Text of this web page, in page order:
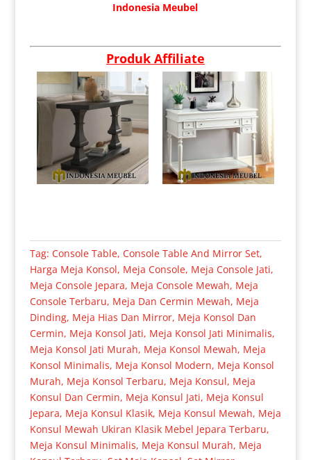
Indonesia Meubel
Produk Affiliate
Tag: Console Table, Console Table And Mirror Set,
Harga Meja Konsol, Meja Console, Meja Console Jati,
Meja Console Jepara, Meja Console Mewah, Meja
Console Terbaru, Meja Dan Cermin Mewah, Meja
Dinding, Meja Hias Dan Mirror, Meja Konsol Dan
Cermin, Meja Konsol Jati, Meja Konsol Jati Minimalis,
Meja Konsol Jati Murah, Meja Konsol Mewah, Meja
Konsol Minimalis, Meja Konsol Modern, Meja Konsol
Murah, Meja Konsol Terbaru, Meja Konsul, Meja
Konsul Dan Cermin, Meja Konsul Jati, Meja Konsul
Jepara, Meja Konsul Klasik, Meja Konsul Mewah, Meja
Konsul Mewah Ukiran Klasik Mebel Jepara Terbaru,
Meja Konsul Minimalis, Meja Konsul Murah, Meja